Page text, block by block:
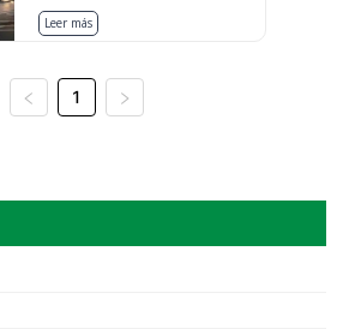
Leer más
1